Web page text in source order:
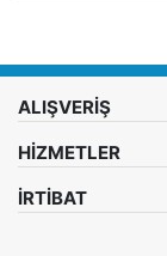
ALIŞVERİŞ
HİZMETLER
İRTİBAT